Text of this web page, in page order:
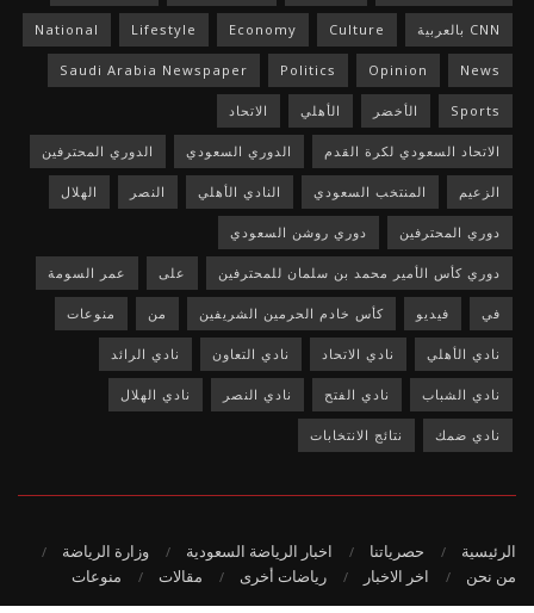
CNN بالعربية Culture
Economy
Lifestyle
National
News
Opinion
Politics
Saudi Arabia Newspaper
Sports الأخضر الأهلي الاتحاد
الاتحاد السعودي لكرة القدم الدوري السعودي الدوري المحترفين
الزعيم المنتخب السعودي النادي الأهلي النصر الهلال
دوري المحترفين دوري روشن السعودي
دوري كأس الأمير محمد بن سلمان للمحترفين على عمر السومة
في فيديو كأس خادم الحرمين الشريفين من منوعات
نادي الأهلي نادي الاتحاد نادي التعاون نادي الرائد
نادي الشباب نادي الفتح نادي النصر نادي الهلال
نادي ضمك نتائج الانتخابات
الرئيسية حصرياتنا اخبار الرياضة السعودية
وزارة الرياضة
من نحن
اخر الاخبار رياضات أخرى مقالات منوعات